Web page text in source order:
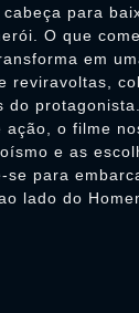
para
O que
em
reviravoltas,
do
ação, o filme
e as
se para
lado do